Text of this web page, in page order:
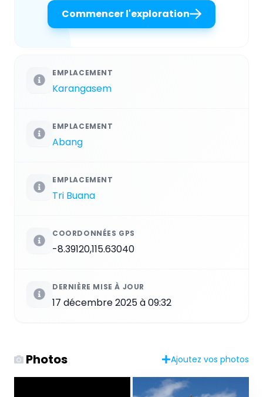
Commencer l'exploration
EMPLACEMENT
Karangasem
EMPLACEMENT
Abang
EMPLACEMENT
Tri Buana
COORDONNÉES GPS
-8.39120,115.63040
DERNIÈRE MISE À JOUR
17 décembre 2025 à 09:32
Photos Ajoutez vos photos